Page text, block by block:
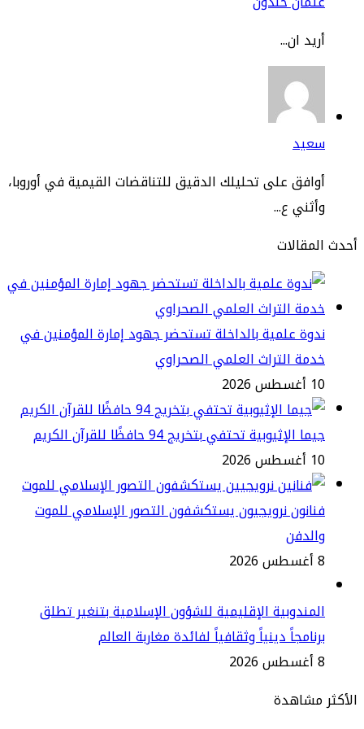
على تحليلك الدقيق للتناقضات القيمية في أوروبا،
ع...
علمية بالداخلة تستحضر جهود إمارة المؤمنين في
التراث العلمي الصحراوي
الإثيوبية تحتفي بتخريج 94 حافظًا للقرآن الكريم
نرويجيون يستكشفون التصور الإسلامي للموت
الإقليمية للشؤون الإسلامية بتنغير تطلق
دينياً وثقافياً لفائدة مغاربة العالم